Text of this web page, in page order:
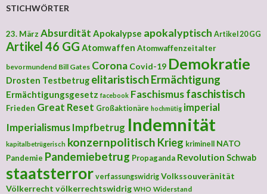
STICHWÖRTER
23. März Absurdität Apokalypse apokalyptisch Artikel 20 GG
Artikel 46 GG Atomwaffen Atomwaffenzeitalter
bevormundend Bill Gates Corona Covid-19 Demokratie
Drosten Testbetrug elitaristischErmächtigung
Ermächtigungsgesetz facebook Faschismusfaschistisch
Frieden Great Reset Großaktionäre hochmütig imperial
Imperialismus Impfbetrug Indemnität
kapitalbetrügerisch konzernpolitisch Krieg kriminell
NATO
Pandemie Pandemiebetrug Propaganda Revolution Schwab
staatsterror verfassungswidrig Volkssouveränität
Völkerrecht völkerrechtswidrig WHO Widerstand